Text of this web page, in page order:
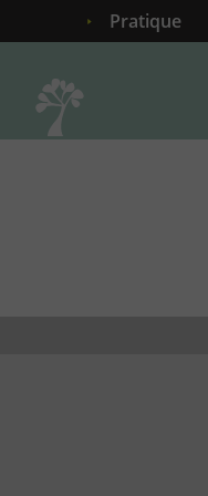
Pratique